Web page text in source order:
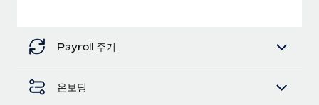
Remote의 사명은 모든 규모의 기업이 전 세계 어디서든 업무에 가
장 적합 사람을 찾아 채용 및 관리하고 급여를 지급하도록 돕는 것
Payroll 주기
온보딩